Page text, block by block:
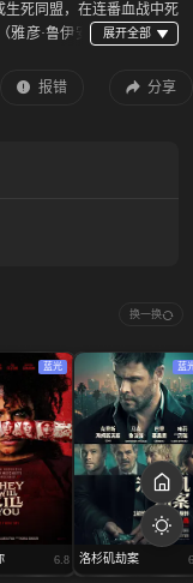
死同盟，在连番血战中死
彦·鲁伊安
此同时雨晴也在魔窟中用
报错 分享
换一换
蓝光
6.8
蓝
洛杉矶劫案